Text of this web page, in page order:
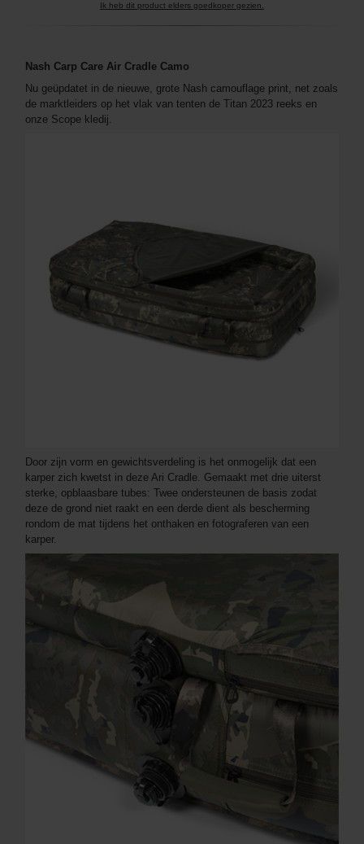
Ik heb dit product elders goedkoper gezien.
Nash Carp Care Air Cradle Camo
Nu geüpdatet in de nieuwe, grote Nash camouflage print, net zoals
de marktleiders op het vlak van tenten de Titan 2023 reeks en
onze Scope kledij.
Door zijn vorm en gewichtsverdeling is het onmogelijk dat een
karper zich kwetst in deze Ari Cradle. Gemaakt met drie uiterst
sterke, opblaasbare tubes: Twee ondersteunen de basis zodat
deze de grond niet raakt en een derde dient als bescherming
rondom de mat tijdens het onthaken en fotograferen van een
karper.